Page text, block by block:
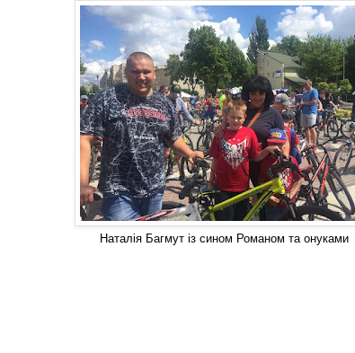
Наталія Багмут із сином Романом та онуками